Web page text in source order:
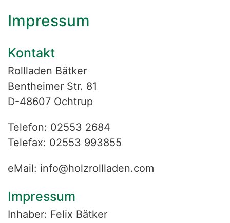
Impressum
Kontakt
Rollladen Bätker
Bentheimer Str. 81
D-48607 Ochtrup
Telefon: 02553 2684
Telefax: 02553 993855
eMail: info@holzrollladen.com
Impressum
Inhaber: Felix Bätker